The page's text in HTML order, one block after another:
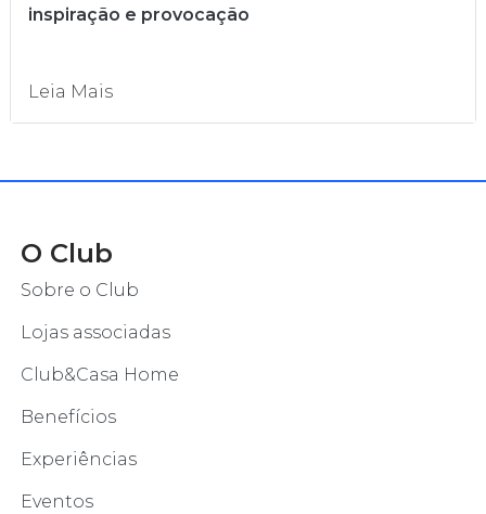
inspiração e provocação
Leia Mais
O Club
Sobre o Club
Lojas associadas
Club&Casa Home
Benefícios
Experiências
Eventos